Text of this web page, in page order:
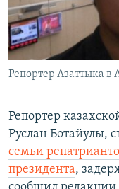
İNFOQRAFIKA
KARIKATURA
AZƏRBAYCAN
İSLAM VƏ DEMOKRATIYA
MISSIYAMIZ
PEŞƏ ETIKASI VƏ
BIZIMLƏ ƏLAQƏ
XƏBƏR
BIZI IZLƏ
Репортер Азаттыка в
Репортер
Руслан Ботайулы,
семьи
президента,